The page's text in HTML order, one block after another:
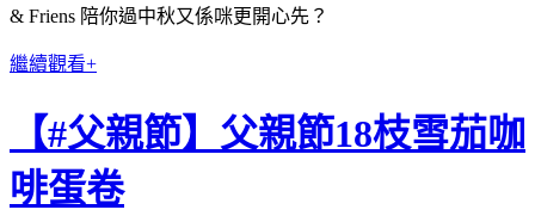
& Friens 陪你過中秋又係咪更開心先？
繼續觀看+
【#父親節】父親節18枝雪茄咖
啡蛋卷